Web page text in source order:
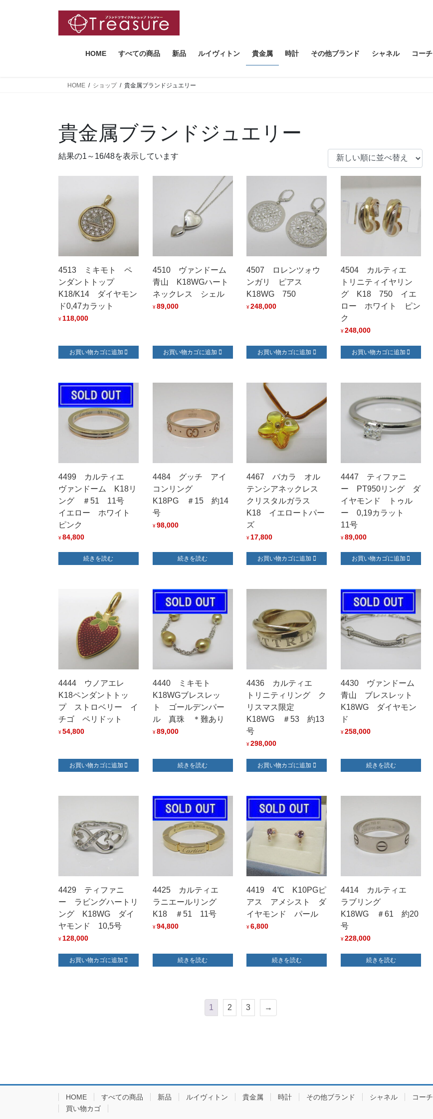
HOME すべての商品 新品 ルイヴィトン 貴金属 時計 その他ブランド シャネル コーチ
HOME ショップ 貴金属ブランドジュエリー
貴金属ブランドジュエリー
結果の1～16/48を表示しています
4513 ミキモト ペ
ンダントトップ
K18/K14 ダイヤモン
ド0,47カラット
¥ 118,000
お買い物カゴに追加
4510 ヴァンドーム
青山 K18WGハート
ネックレス シェル
¥ 89,000
お買い物カゴに追加
4507 ロレンツォウ
ンガリ ピアス
K18WG 750
¥ 248,000
お買い物カゴに追加
4504 カルティエ
トリニティイヤリン
グ K18 750 イエ
ロー ホワイト ピン
ク
¥248,000
お買い物カゴに追加
4499 カルティエ
ヴァンドーム K18リ
ング ＃51 11号
イエロー ホワイト
ピンク
¥84,800
続きを読む
4484 グッチ アイ
コンリング
K18PG ＃15 約14
号
¥ 98,000
続きを読む
4467 バカラ オル
テンシアネックレス
クリスタルガラス
K18 イエロートパー
ズ
¥ 17,800
お買い物カゴに追加
4447 ティファニ
ー PT950リング ダ
イヤモンド トゥル
ー 0,19カラット
11号
¥89,000
お買い物カゴに追加
4444 ウノアエレ
K18ペンダントトッ
プ ストロベリー イ
チゴ ペリドット
¥54,800
お買い物カゴに追加
4440 ミキモト
K18WGブレスレッ
ト ゴールデンパー
ル 真珠 ＊難あり
¥ 89,000
続きを読む
4436 カルティエ
トリニティリング ク
リスマス限定
K18WG ＃53 約13
号
¥ 298,000
お買い物カゴに追加
4430 ヴァンドーム
青山 ブレスレット
K18WG ダイヤモン
ド
¥258,000
続きを読む
4429 ティファニ
ー ラビングハートリ
ング K18WG ダイ
ヤモンド 10,5号
¥ 128,000
お買い物カゴに追加
4425 カルティエ
ラニエールリング
K18 ＃51 11号
¥ 94,800
続きを読む
4419 4℃ K10PGピ
アス アメシスト ダ
イヤモンド パール
¥ 6,800
続きを読む
4414 カルティエ
ラブリング
K18WG ＃61 約20
号
¥228,000
続きを読む
1 2 3 →
HOME すべての商品 新品 ルイヴィトン 貴金属 時計 その他ブランド シャネル コーチ
買い物カゴ